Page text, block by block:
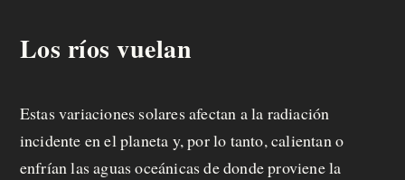
Los ríos vuelan
Estas variaciones solares afectan a la radiación
incidente en el planeta y, por lo tanto, calientan o
enfrían las aguas oceánicas de donde proviene la